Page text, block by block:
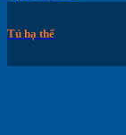
Tủ hạ thế